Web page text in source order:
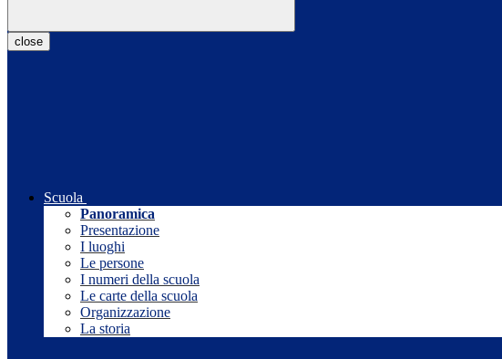
close
Scuola
Panoramica
Presentazione
I luoghi
Le persone
I numeri della scuola
Le carte della scuola
Organizzazione
La storia